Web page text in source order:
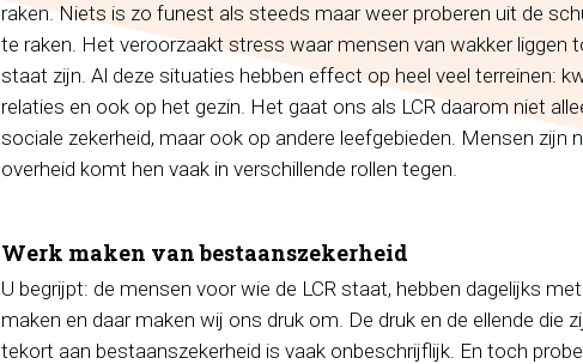
raken. Niets is zo funest als steeds maar weer proberen uit de
te raken. Het veroorzaakt stress waar mensen van wakker liggen
staat zijn. Al deze situaties hebben effect op heel veel terreinen:
relaties en ook op het gezin. Het gaat ons als LCR daarom niet
sociale zekerheid, maar ook op andere leefgebieden. Mensen zijn
overheid komt hen vaak in verschillende rollen tegen.
Werk maken van bestaanszekerheid
U begrijpt: de mensen voor wie de LCR staat, hebben dagelijks
maken en daar maken wij ons druk om. De druk en de ellende die
tekort aan bestaanszekerheid is vaak onbeschrijflijk. En toch